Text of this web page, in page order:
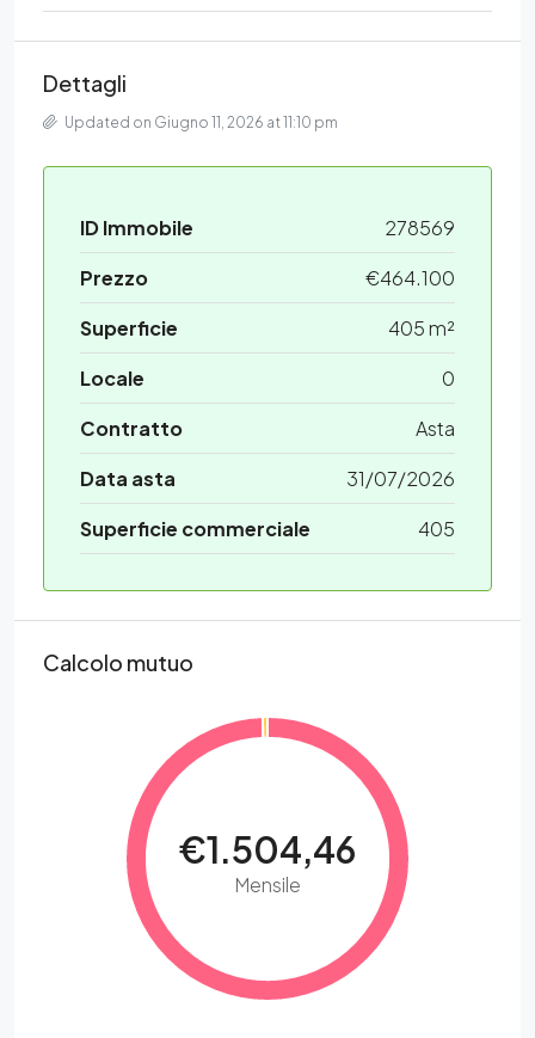
Dettagli
Updated on Giugno 11, 2026 at 11:10 pm
ID Immobile
278569
Prezzo
€464.100
Superficie
405 m²
Locale
0
Contratto
Asta
Data asta
31/07/2026
Superficie commerciale
405
Calcolo mutuo
€1.504,46
Mensile